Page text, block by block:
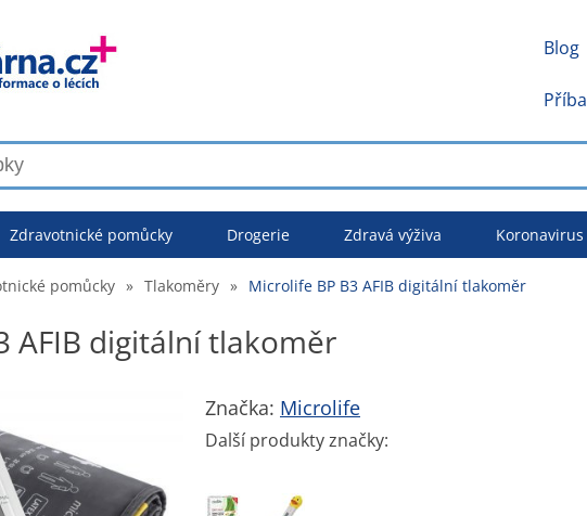
Blog
Zdravotnické pomůcky Drogerie Zdravá výživa Koronavirus
pomůcky » Tlakoměry » Microlife BP B3 AFIB digitální tlakoměr
AFIB digitální tlakoměr
Značka: Microlife
Další produkty značky: